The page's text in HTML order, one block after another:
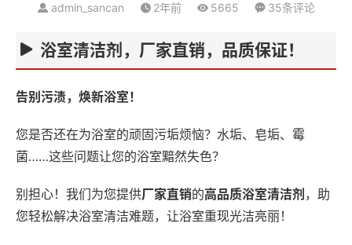
admin_sancan 2年前 5665 35条评论
浴室清洁剂，厂家直销，品质保证！
告别污渍，焕新浴室！
您是否还在为浴室的顽固污垢烦恼？水垢、皂垢、霉
菌……这些问题让您的浴室黯然失色？
别担心！我们为您提供厂家直销的高品质浴室清洁剂 ，助
您轻松解决浴室清洁难题，让浴室重现光洁亮丽！